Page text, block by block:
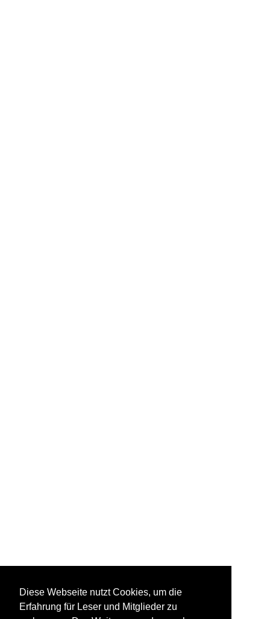
Diese Webseite nutzt Cookies, um die
Erfahrung für Leser und Mitglieder zu